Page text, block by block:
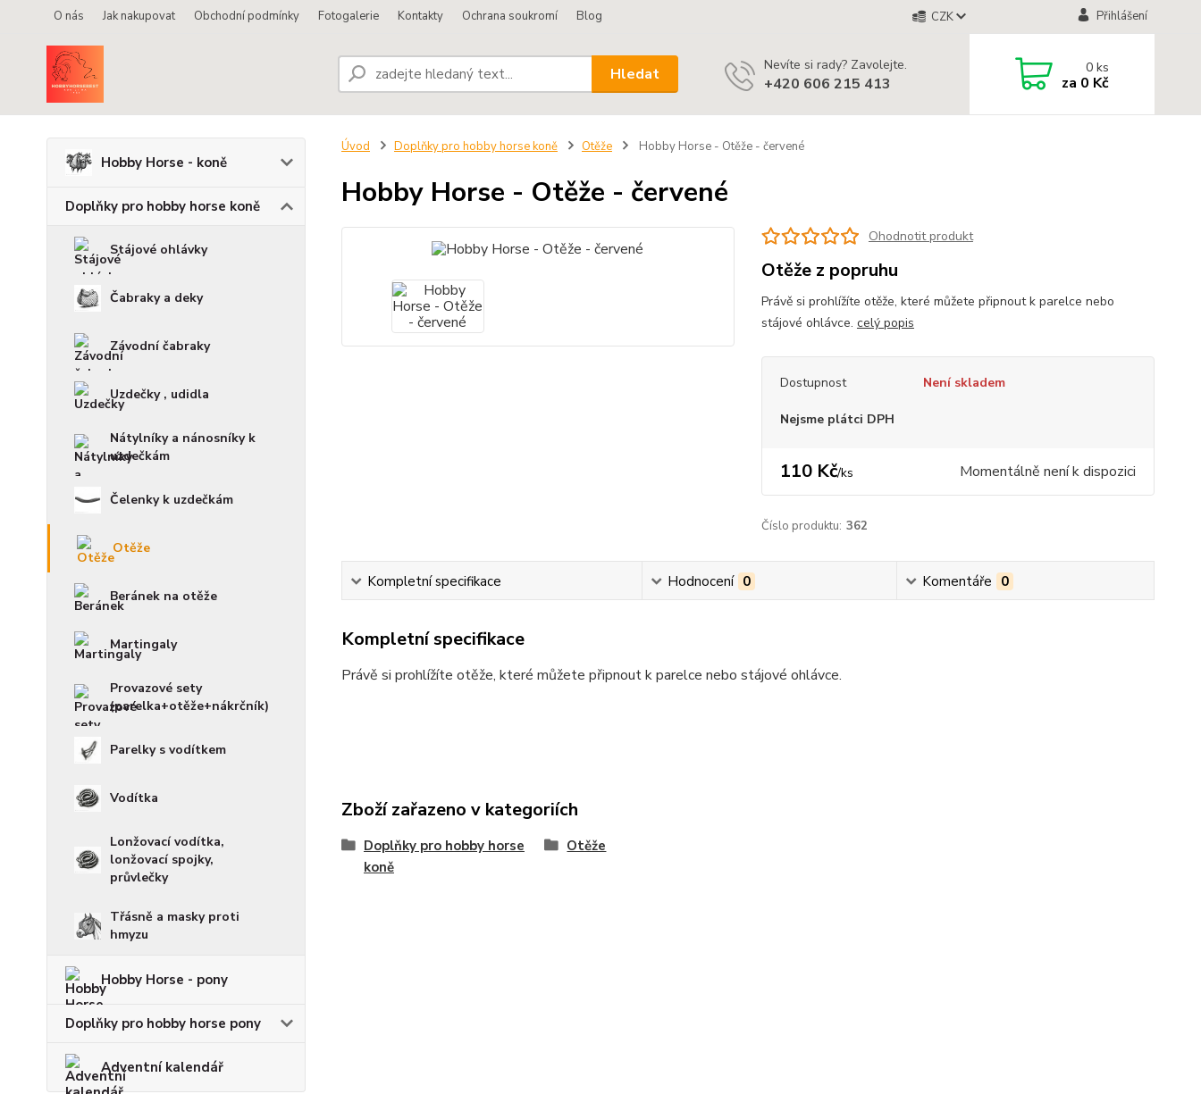
O nás Jak nakupovat Obchodní podmínky Fotogalerie Kontakty Ochrana soukromí Blog CZK Přihlášení
Hledat Nevíte si rady? Zavolejte.
+420 606 215 413
0ks
za 0 Kč
Hobby Horse - koně
Doplňky pro hobby horse koně
Stájové ohlávky
Čabraky a deky
Závodní čabraky
Uzdečky , udidla
Nátylníky a nánosníky k
uzdečkám
Čelenky k uzdečkám
Otěže
Beránek na otěže
Martingaly
Provazové sety
(parelka+otěže+nákrčník)
Parelky s vodítkem
Vodítka
Lonžovací vodítka,
lonžovací spojky,
průvlečky
Třásně a masky proti
hmyzu
Hobby Horse - pony
Doplňky pro hobby horse pony
Adventní kalendář
Úvod Doplňky pro hobby horse koně Otěže Hobby Horse - Otěže - červené
Hobby Horse - Otěže - červené
Ohodnotit produkt
Otěže z popruhu
Právě si prohlížíte otěže, které můžete připnout k parelce nebo
stájové ohlávce. celý popis
Dostupnost Není skladem
Nejsme plátci DPH
110 Kč/ks Momentálně není k dispozici
Číslo produktu: 362
Kompletní specifikace Hodnocení 0 Komentáře 0
Kompletní specifikace
Právě si prohlížíte otěže, které můžete připnout k parelce nebo stájové ohlávce.
Zboží zařazeno v kategoriích
Doplňky pro hobby horse
koně
Otěže